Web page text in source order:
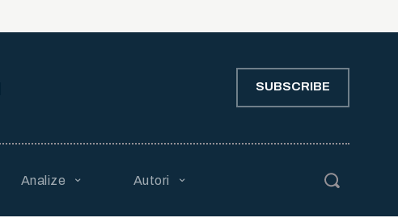
SUBSCRIBE
Analize Autori